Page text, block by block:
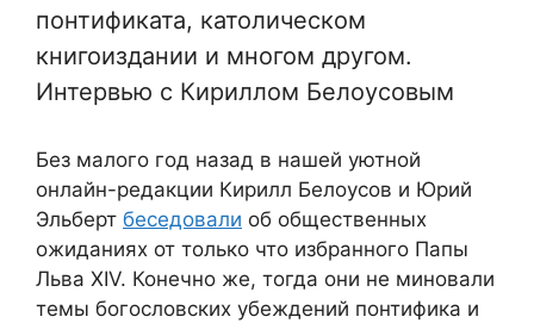
понтификата, католическом
книгоиздании и многом другом.
Интервью с Кириллом Белоусовым
Без малого год назад в нашей уютной
онлайн-редакции Кирилл Белоусов и Юрий
Эльберт беседовали об общественных
ожиданиях от только что избранного Папы
Льва XIV. Конечно же, тогда они не миновали
темы богословских убеждений понтифика и